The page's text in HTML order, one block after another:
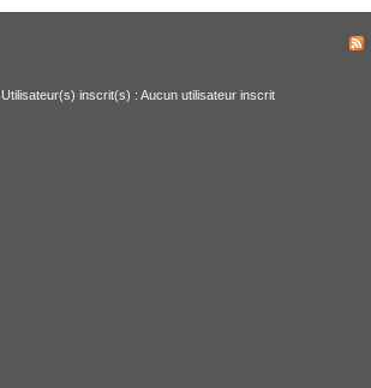
Utilisateur(s) inscrit(s) : Aucun utilisateur inscrit